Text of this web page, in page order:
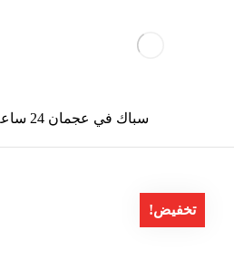
سباك في عجمان 24 ساعة :0567441753
تخفيض!